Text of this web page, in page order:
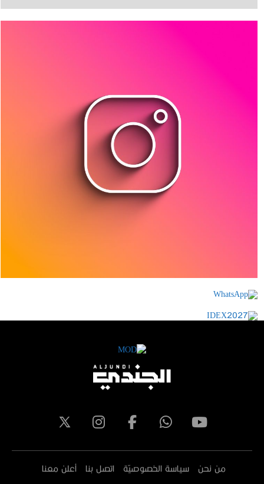
من نحن سياسة الخصوصيّة اتصل بنا أعلن معنا